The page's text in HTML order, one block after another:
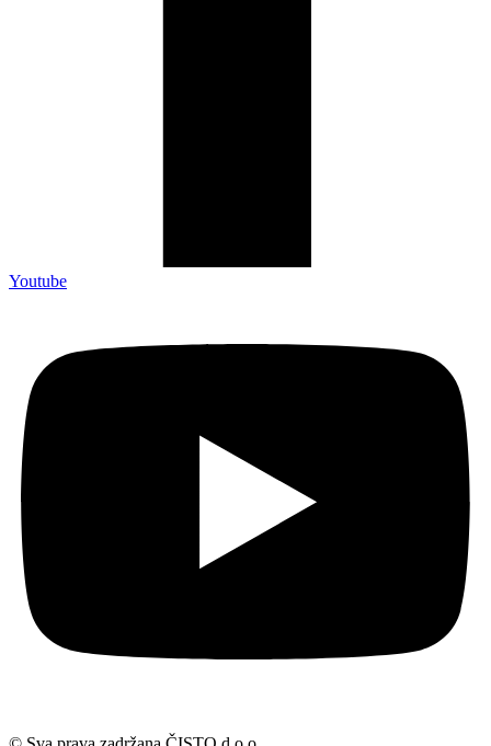
Youtube